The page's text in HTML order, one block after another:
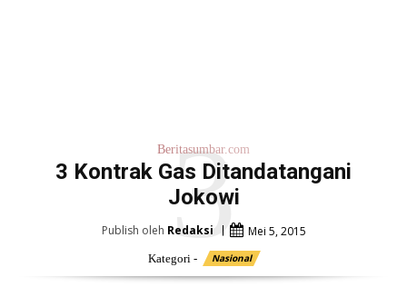
Beritasumbar.com
3 Kontrak Gas Ditandatangani
Jokowi
3
Publish oleh Redaksi Mei 5, 2015
Kategori - Nasional